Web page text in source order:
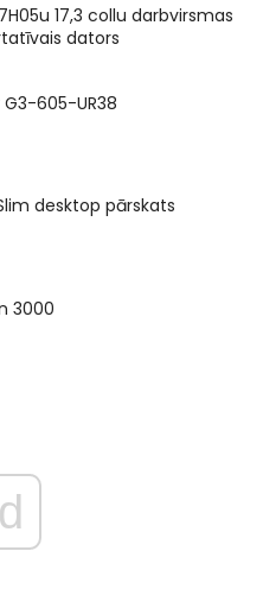
17,3 collu darbvirsmas
dators
605-UR38
desktop pārskats
3000